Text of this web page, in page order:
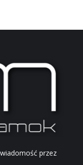
przez